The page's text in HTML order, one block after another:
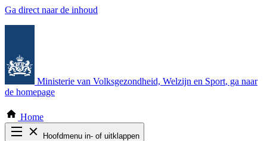
Ga direct naar de inhoud
Ministerie van Volksgezondheid, Welzijn en Sport, ga naar
de homepage
Home
Hoofdmenu in- of uitklappen